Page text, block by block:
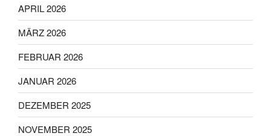
APRIL 2026
MÄRZ 2026
FEBRUAR 2026
JANUAR 2026
DEZEMBER 2025
NOVEMBER 2025